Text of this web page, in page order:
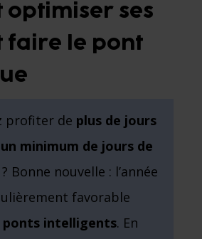
optimiser ses
faire le pont
profiter de plus de jours
minimum de jours de
Bonne nouvelle : l’année
favorable
ponts intelligents. En